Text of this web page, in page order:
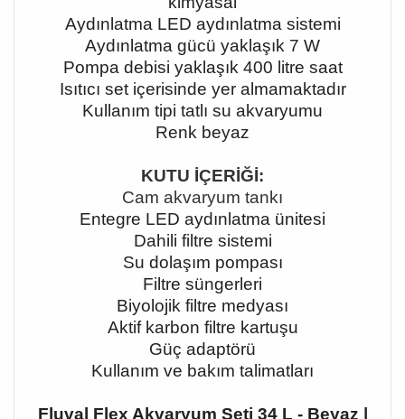
Aydınlatma LED aydınlatma sistemi
Aydınlatma gücü yaklaşık 7 W
Pompa debisi yaklaşık 400 litre saat
Isıtıcı set içerisinde yer almamaktadır
Kullanım tipi tatlı su akvaryumu
Renk beyaz
KUTU İÇERİĞİ:
Cam akvaryum tankı
Entegre LED aydınlatma ünitesi
Dahili filtre sistemi
Su dolaşım pompası
Filtre süngerleri
Biyolojik filtre medyası
Aktif karbon filtre kartuşu
Güç adaptörü
Kullanım ve bakım talimatları
Fluval Flex Akvaryum Seti 34 L - Beyaz |